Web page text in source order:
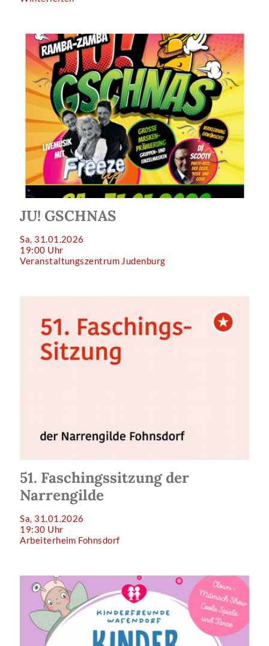
JU! GSCHNAS
Sa, 31.01.2026
19:00 Uhr
Veranstaltungszentrum Judenburg
51. Faschingssitzung der
Narrengilde
Sa, 31.01.2026
19:30 Uhr
Arbeiterheim Fohnsdorf